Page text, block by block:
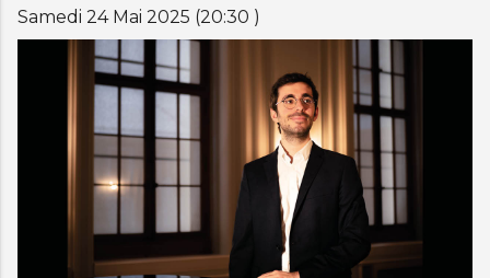
Samedi 24 Mai 2025 (20:30 )